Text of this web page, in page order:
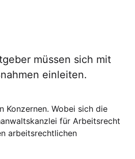
müssen sich mit
einleiten.
Konzernen. Wobei sich die
für Arbeitsrecht
arbeitsrechtlichen